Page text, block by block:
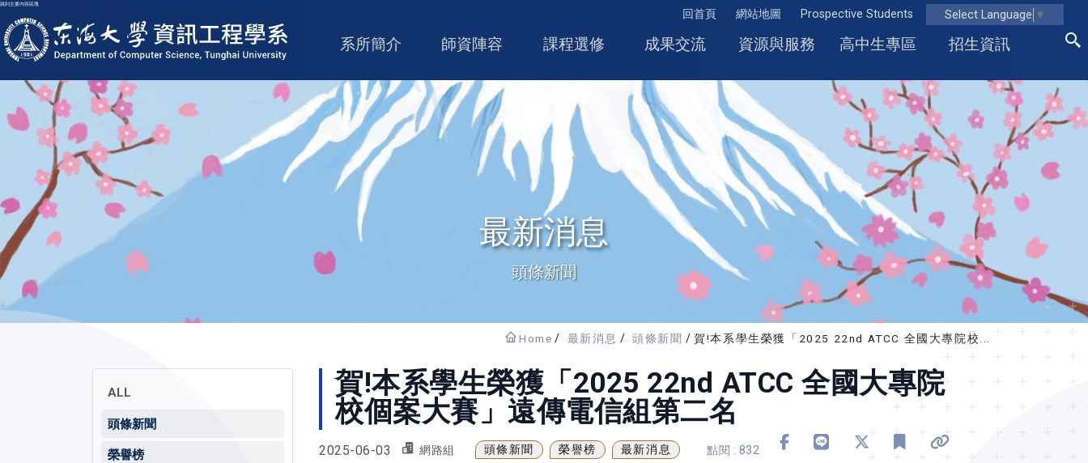
跳到主要內容區塊
回首頁 網站地圖 Prospective Students Select Language ▼
東海大學logo
系所簡介 師資陣容 課程選修 成果交流 資源與服務 高中生專區 招生資訊
最新消息
頭條新聞
Home 最新消息 頭條新聞 賀!本系學生榮獲「2025 22nd ATCC 全國大專院校...
ALL
頭條新聞
榮譽榜
賀!本系學生榮獲「2025 22nd ATCC 全國大專院
校個案大賽」遠傳電信組第二名
2025-06-03 網路組 頭條新聞 榮譽榜 最新消息 點閱 : 832